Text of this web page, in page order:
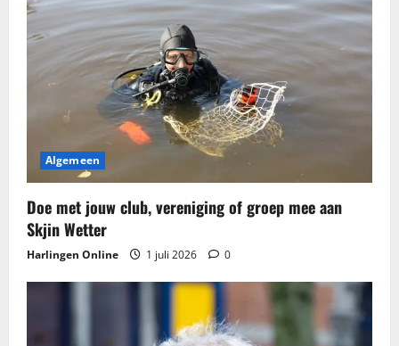
Algemeen
Doe met jouw club, vereniging of groep mee aan
Skjin Wetter
Harlingen Online 1 juli 2026 0